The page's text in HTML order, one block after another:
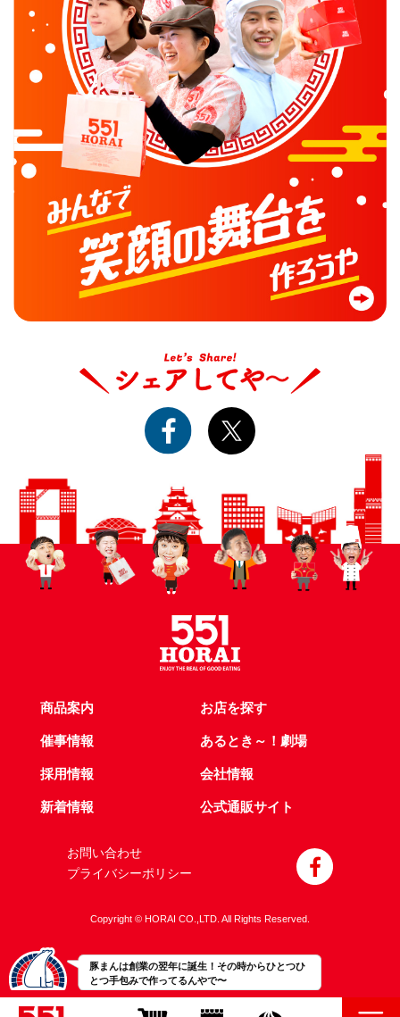
豚まんは創業の翌年に誕生！その時からひとつひ
とつ手包みで作ってるんやで〜
商品案内 お店を探す
催事情報 あるとき～！劇場
採用情報 会社情報
新着情報 公式通販サイト
お問い合わせ
プライバシーポリシー
Copyright © HORAI CO.,LTD. All Rights Reserved.